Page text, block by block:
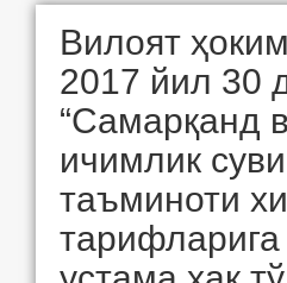
Вилоят
2017 йил 30
“Самарқанд
ичимлик суви
таъминоти
тарифларига